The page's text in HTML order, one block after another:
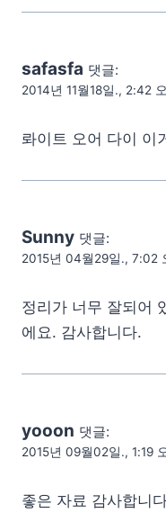
safasfa 댓글:
2014년 11월18일., 2:42
롸이트 오어 다이 이
Sunny 댓글:
2015년 04월29일., 7:02
정리가 너무 잘되어
에요. 감사합니다.
yooon 댓글:
2015년 09월02일., 1:19
좋은 자료 감사합니